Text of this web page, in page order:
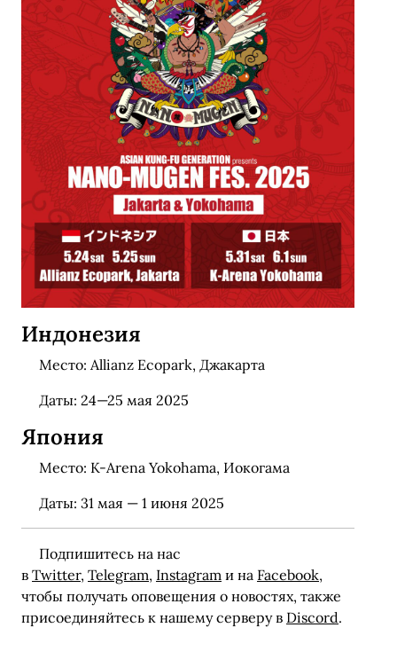
Индонезия
Место: Allianz Ecopark, Джакарта
Даты: 24—25 мая 2025
Япония
Место: K-Arena Yokohama, Иокогама
Даты: 31 мая — 1 июня 2025
Подпишитесь на нас
в Twitter, Telegram, Instagram и на Facebook,
чтобы получать оповещения о новостях, также
присоединяйтесь к нашему серверу в Discord.